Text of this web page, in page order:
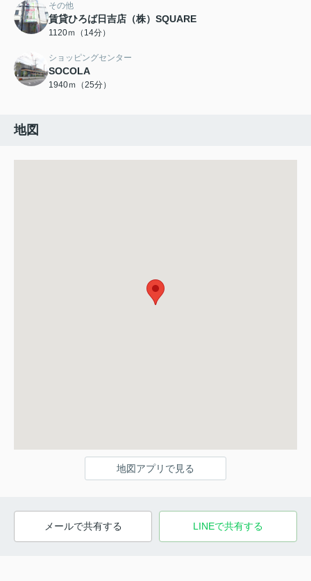
その他
賃貸ひろば日吉店（株）SQUARE
1120ｍ（14分）
ショッピングセンター
SOCOLA
1940ｍ（25分）
地図
地図アプリで見る
メールで共有する LINEで共有する